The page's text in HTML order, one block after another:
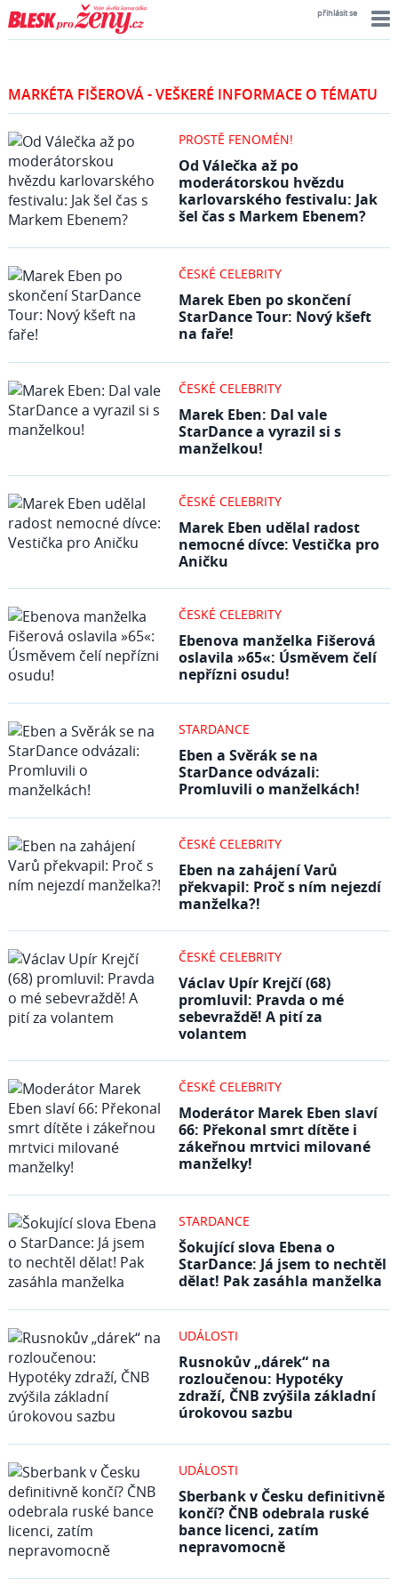
přihlásit se
MARKÉTA FIŠEROVÁ - VEŠKERÉ INFORMACE O TÉMATU
PROSTĚ FENOMÉN!
Od Válečka až po
moderátorskou hvězdu
karlovarského festivalu: Jak
šel čas s Markem Ebenem?
ČESKÉ CELEBRITY
Marek Eben po skončení
StarDance Tour: Nový kšeft
na faře!
ČESKÉ CELEBRITY
Marek Eben: Dal vale
StarDance a vyrazil si s
manželkou!
ČESKÉ CELEBRITY
Marek Eben udělal radost
nemocné dívce: Vestička pro
Aničku
ČESKÉ CELEBRITY
Ebenova manželka Fišerová
oslavila »65«: Úsměvem čelí
nepřízni osudu!
STARDANCE
Eben a Svěrák se na
StarDance odvázali:
Promluvili o manželkách!
ČESKÉ CELEBRITY
Eben na zahájení Varů
překvapil: Proč s ním nejezdí
manželka?!
ČESKÉ CELEBRITY
Václav Upír Krejčí (68)
promluvil: Pravda o mé
sebevraždě! A pití za
volantem
ČESKÉ CELEBRITY
Moderátor Marek Eben slaví
66: Překonal smrt dítěte i
zákeřnou mrtvici milované
manželky!
STARDANCE
Šokující slova Ebena o
StarDance: Já jsem to nechtěl
dělat! Pak zasáhla manželka
UDÁLOSTI
Rusnokův „dárek“ na
rozloučenou: Hypotéky
zdraží, ČNB zvýšila základní
úrokovou sazbu
UDÁLOSTI
Sberbank v Česku definitivně
končí? ČNB odebrala ruské
bance licenci, zatím
nepravomocně